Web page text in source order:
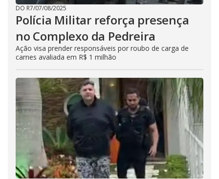
DO R7/07/08/2025
Polícia Militar reforça presença
no Complexo da Pedreira
Ação visa prender responsáveis por roubo de carga de
carnes avaliada em R$ 1 milhão